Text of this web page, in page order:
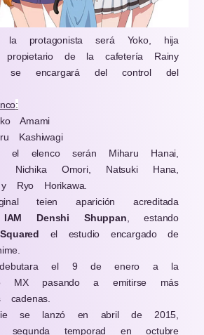
protagonista será Yoko, hija
de la cafetería Rainy
encargará del control del
:
Amami
Kashiwagi
el elenco serán Miharu Hanai,
Nichika Omori, Natsuki Hana,
Ryo Horikawa.
teien aparición acreditada
IAM Denshi Shuppan , estando
el estudio encargado de
debutara el 9 de enero a la
MX pasando a emitirse más
se lanzó en abril de 2015,
segunda temporad en octubre